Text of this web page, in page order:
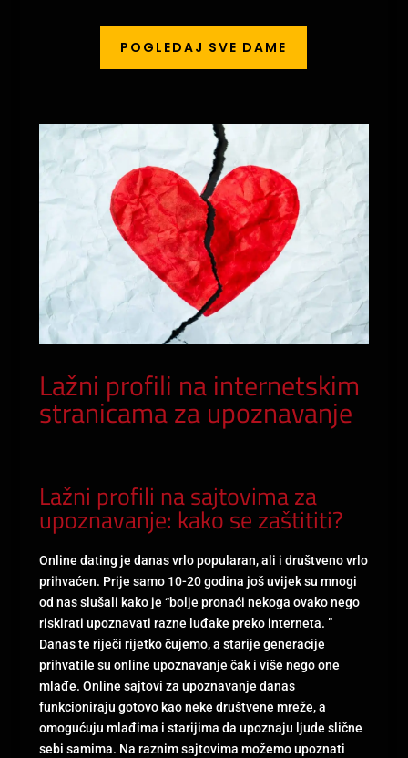
POGLEDAJ SVE DAME
Lažni profili na internetskim
stranicama za upoznavanje
Lažni profili na sajtovima za
upoznavanje: kako se zaštititi?
Online dating je danas vrlo popularan, ali i društveno vrlo
prihvaćen. Prije samo 10-20 godina još uvijek su mnogi
od nas slušali kako je “bolje pronaći nekoga ovako nego
riskirati upoznavati razne luđake preko interneta. ”
Danas te riječi rijetko čujemo, a starije generacije
prihvatile su online upoznavanje čak i više nego one
mlađe. Online sajtovi za upoznavanje danas
funkcioniraju gotovo kao neke društvene mreže, a
omogućuju mlađima i starijima da upoznaju ljude slične
sebi samima. Na raznim sajtovima možemo upoznati